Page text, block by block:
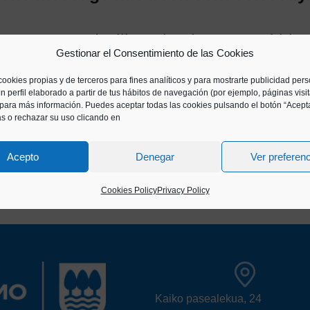
Gestionar el Consentimiento de las Cookies
propias y de terceros para fines analíticos y para mostrarte publicidad
perfil elaborado a partir de tus hábitos de navegación (por ejemplo, páginas
para más información. Puedes aceptar todas las cookies pulsando el botón
o rechazar su uso clicando en
Acepto Denegar Ver
Cookies PolicyPrivacy Policy
and will get back to you within
are from Tuesday to Saturday
that the Museum is closed on
See you soon!
Kaiko pasealekua, 24